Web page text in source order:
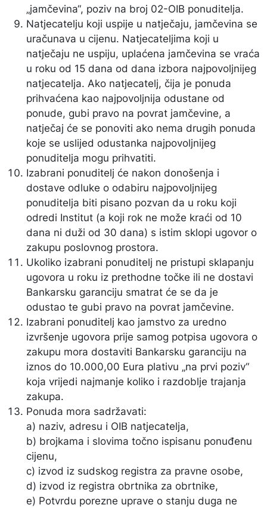
„jamčevina“, poziv na broj 02-OIB ponuditelja.
Natjecatelju koji uspije u natječaju, jamčevina se
uračunava u cijenu. Natjecateljima koji u
natječaju ne uspiju, uplaćena jamčevina se vraća
u roku od 15 dana od dana izbora najpovoljnijeg
natjecatelja. Ako natjecatelj, čija je ponuda
prihvaćena kao najpovoljnija odustane od
ponude, gubi pravo na povrat jamčevine, a
natječaj će se ponoviti ako nema drugih ponuda
koje se uslijed odustanka najpovoljnijeg
ponuditelja mogu prihvatiti.
Izabrani ponuditelj će nakon donošenja i
dostave odluke o odabiru najpovoljnijeg
ponuditelja biti pisano pozvan da u roku koji
odredi Institut (a koji rok ne može kraći od 10
dana ni duži od 30 dana) s istim sklopi ugovor o
zakupu poslovnog prostora.
Ukoliko izabrani ponuditelj ne pristupi sklapanju
ugovora u roku iz prethodne točke ili ne dostavi
Bankarsku garanciju smatrat će se da je
odustao te gubi pravo na povrat jamčevine.
Izabrani ponuditelj kao jamstvo za uredno
izvršenje ugovora prije samog potpisa ugovora o
zakupu mora dostaviti Bankarsku garanciju na
iznos do 10.000,00 Eura plativu „na prvi poziv“
koja vrijedi najmanje koliko i razdoblje trajanja
zakupa.
Ponuda mora sadržavati:
a) naziv, adresu i OIB natjecatelja,
b) brojkama i slovima točno ispisanu ponuđenu
cijenu,
c) izvod iz sudskog registra za pravne osobe,
d) izvod iz registra obrtnika za obrtnike,
e) Potvrdu porezne uprave o stanju duga ne